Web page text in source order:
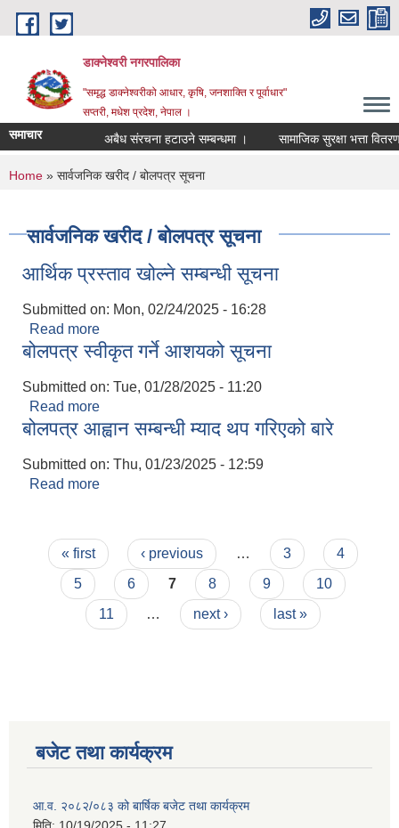
Skip to main content
डाक्नेश्वरी नगरपालिका
"समृद्ध डाक्नेश्वरीको आधार, कृषि, जनशाक्ति र पूर्वाधार"
सप्तरी, मधेश प्रदेश, नेपाल ।
समाचार अबैध संरचना हटाउने सम्बन्धमा । सामाजिक सुरक्षा भत्ता वितरण
You are here
Home » सार्वजनिक खरीद / बोलपत्र सूचना
सार्वजनिक खरीद / बोलपत्र सूचना
आर्थिक प्रस्ताव खोल्ने सम्बन्धी सूचना
Submitted on: Mon, 02/24/2025 - 16:28
Read more
बोलपत्र स्वीकृत गर्ने आशयको सूचना
Submitted on: Tue, 01/28/2025 - 11:20
Read more
बोलपत्र आह्वान सम्बन्धी म्याद थप गरिएको बारे
Submitted on: Thu, 01/23/2025 - 12:59
Read more
Pages
« first ‹ previous … 3
4
5
6 7 8 9
10
11
… next › last »
बजेट तथा कार्यक्रम
आ.व. २०८२/०८३ को बार्षिक बजेट तथा कार्यक्रम